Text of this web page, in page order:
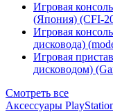
Игровая
(Япония) (CFI-
Игровая
дисковода)
Игровая
дисководом)
Смотреть все
Аксессуары